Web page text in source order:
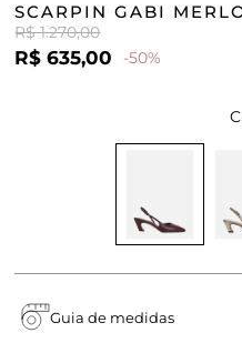
SCARPIN GABI
R$ 1.270,00
R$ 635,00 -50%
Guia de medidas